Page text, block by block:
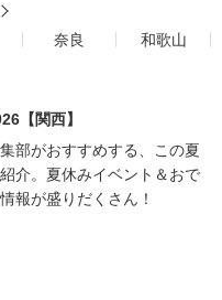
奈良
和歌山
【関西】
部がおすすめする、この夏
介。夏休みイベント＆おで
報が盛りだくさん！